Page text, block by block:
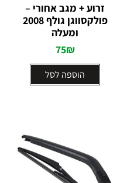
זרוע + מגב אחורי –
פולקסווגן גולף 2008
ומעלה
75₪
הוספה לסל
0
מתוך